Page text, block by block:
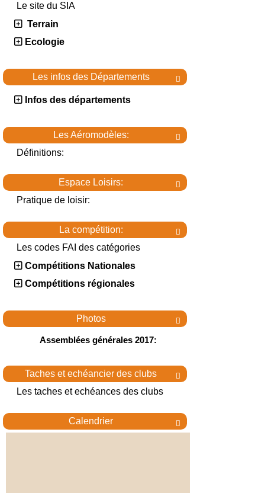
Le site du SIA
Terrain
Ecologie

Les infos des Départements
Infos des départements

Les Aéromodèles:
Définitions:

Espace Loisirs:
Pratique de loisir:

La compétition:
Les codes FAI des catégories
Compétitions Nationales
Compétitions régionales

Photos
Assemblées générales 2017:

Taches et echéancier des clubs
Les taches et echéances des clubs

Calendrier